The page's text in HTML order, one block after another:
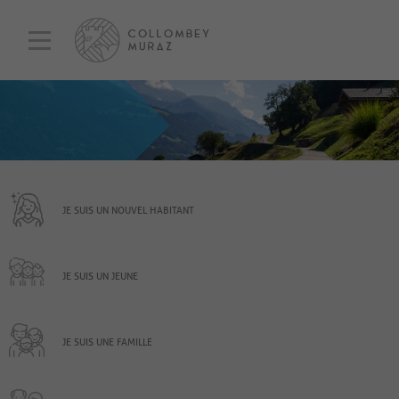
JE SUIS UN NOUVEL HABITANT
JE SUIS UN JEUNE
JE SUIS UNE FAMILLE